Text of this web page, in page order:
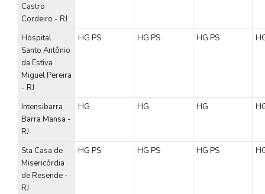
Castro
Cordeiro - RJ
Hospital
Santo Antônio
da Estiva
Miguel Pereira
- RJ
HG PS HG PS HG PS
Intensibarra
Barra Mansa -
RJ
HG HG HG
Sta Casa de
Misericórdia
de Resende -
RJ
HG PS HG PS HG PS